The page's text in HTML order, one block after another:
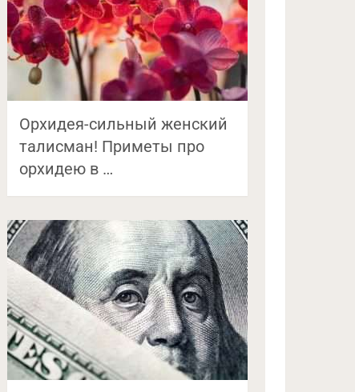
Орхидея-сильный женский
талисман! Приметы про
орхидею в …